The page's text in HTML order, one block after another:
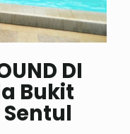
DI
Bukit